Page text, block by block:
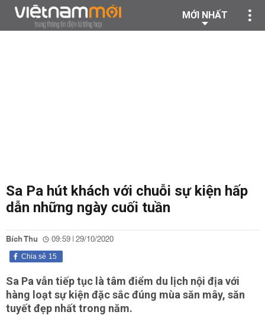
MỚI NHẤT
Sa Pa hút khách với chuỗi sự kiện hấp
dẫn những ngày cuối tuần
Bích Thu 09:59 | 29/10/2020
15
Chia sẻ
Sa Pa vẫn tiếp tục là tâm điểm du lịch nội địa với
hàng loạt sự kiện đặc sắc đúng mùa săn mây, săn
tuyết đẹp nhất trong năm.